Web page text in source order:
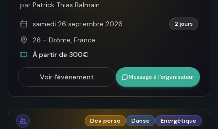
par Patrick Thias Balmain
samedi 26 septembre 2026 2 jours
26 - Drôme, France
À partir de 300€
Voir l'événement Message à l’organisateur
Dev perso Danse Energétique